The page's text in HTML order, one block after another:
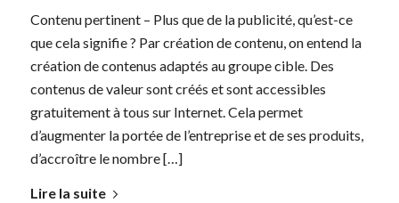
Contenu pertinent – Plus que de la publicité, qu’est-ce
que cela signifie ? Par création de contenu, on entend la
création de contenus adaptés au groupe cible. Des
contenus de valeur sont créés et sont accessibles
gratuitement à tous sur Internet. Cela permet
d’augmenter la portée de l’entreprise et de ses produits,
d’accroître le nombre […]
Lire la suite